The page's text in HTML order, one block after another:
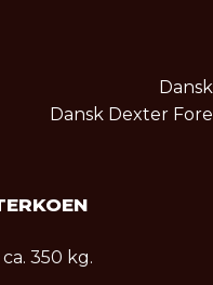
Dansk Dexter
​350 kg.